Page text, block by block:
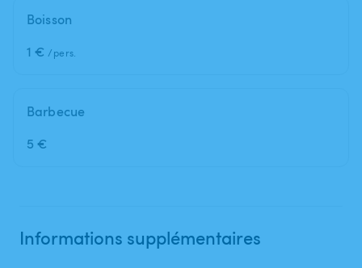
Boisson
1 € /pers.
Barbecue
5 €
Informations supplémentaires